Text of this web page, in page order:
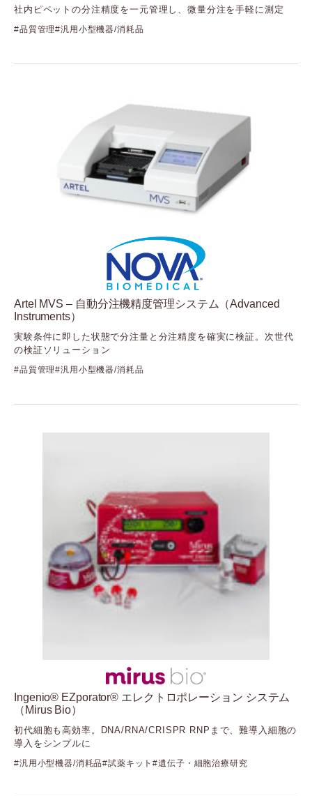
社内ピペットの分注精度を一元管理し、微量分注を手軽に測定
品質管理 汎用小型機器/消耗品
Artel MVS – 自動分注機精度管理システム（Advanced
Instruments）
実験条件に即した状態で分注量と分注精度を確実に検証。次世代
の検証ソリューション
品質管理 汎用小型機器/消耗品
Ingenio® EZporator® エレクトロポレーション システム
（Mirus Bio）
初代細胞も高効率。DNA/RNA/CRISPR RNPまで、難導入細胞の
導入をシンプルに
汎用小型機器/消耗品 試薬キット 遺伝子・細胞治療研究